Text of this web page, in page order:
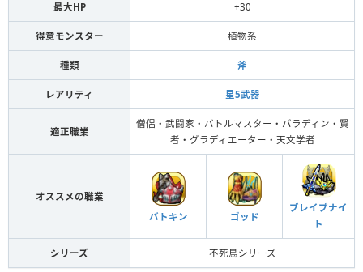
最大HP +30
得意モンスター 植物系
種類 斧
レアリティ 星5武器
適正職業
僧侶・武闘家・バトルマスター・パラディン・賢
者・グラディエーター・天文学者
オススメの職業
バトキン
ゴッド
ブレイブナイ
ト
シリーズ 不死鳥シリーズ